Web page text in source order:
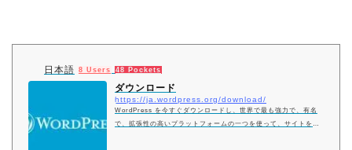
日本語 8 Users 48 Pockets
ダウンロード
https://ja.wordpress.org/download/
WordPress を今すぐダウンロードし、世界で最も強力で、有名
で、拡張性の高いプラットフォームの一つを使って、サイトを作